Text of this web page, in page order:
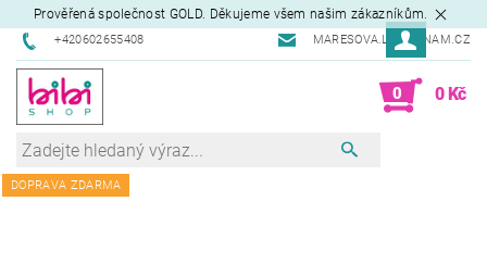
Prověřená společnost GOLD. Děkujeme všem našim zákazníkům.
+420602655408 MARESOVA.L@SEZNAM.CZ
0 0 Kč
DOPRAVA ZDARMA